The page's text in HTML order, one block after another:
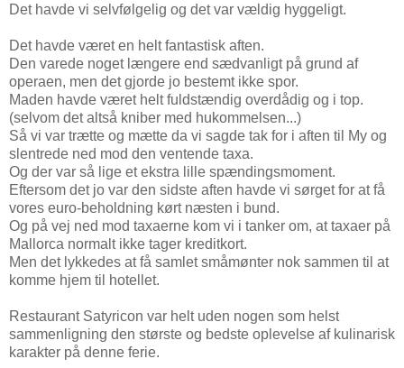
Det havde vi selvfølgelig og det var vældig hyggeligt.
Det havde været en helt fantastisk aften.
Den varede noget længere end sædvanligt på grund af
operaen, men det gjorde jo bestemt ikke spor.
Maden havde været helt fuldstændig overdådig og i top.
(selvom det altså kniber med hukommelsen...)
Så vi var trætte og mætte da vi sagde tak for i aften til My og
slentrede ned mod den ventende taxa.
Og der var så lige et ekstra lille spændingsmoment.
Eftersom det jo var den sidste aften havde vi sørget for at få
vores euro-beholdning kørt næsten i bund.
Og på vej ned mod taxaerne kom vi i tanker om, at taxaer på
Mallorca normalt ikke tager kreditkort.
Men det lykkedes at få samlet småmønter nok sammen til at
komme hjem til hotellet.
Restaurant Satyricon var helt uden nogen som helst
sammenligning den største og bedste oplevelse af kulinarisk
karakter på denne ferie.